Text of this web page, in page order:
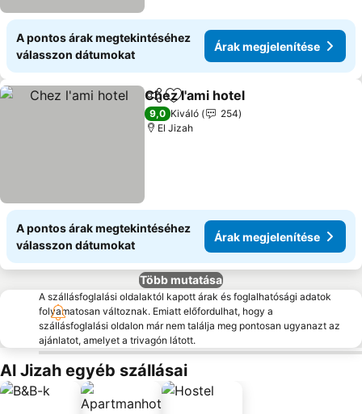
A pontos árak megtekintéséhez
válasszon dátumokat
Árak megjelenítése
Megosztás
Hozzáadás a kedvencekhez
Chez l'ami hotel
9,0 Kiváló
254
El Jizah
A pontos árak megtekintéséhez
válasszon dátumokat
Árak megjelenítése
Több mutatása
A szállásfoglalási oldalaktól kapott árak és foglalhatósági adatok
folyamatosan változnak. Emiatt előfordulhat, hogy a
szállásfoglalási oldalon már nem találja meg pontosan ugyanazt az
ajánlatot, amelyet a trivagón látott.
Al Jizah egyéb szállásai